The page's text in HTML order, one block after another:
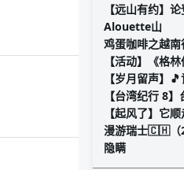
【远山有约】
Alouette山
鸡蛋咖啡之越
【活动】《格
【岁月留声】
【台湾纪行 8
【起风了】它
漫游瑞士🇨🇭（
隐瞒